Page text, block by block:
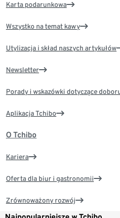
Karta podarunkowa
Wszystko na temat kawy
Utylizacja i skład naszych artykułów
Newsletter
Porady i wskazówki dotyczące
Aplikacja Tchibo
O Tchibo
Kariera
Oferta dla biur i gastronomii
Zrównoważony rozwój